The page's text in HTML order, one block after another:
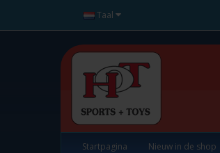
Taal
Startpagina Nieuw in de shop